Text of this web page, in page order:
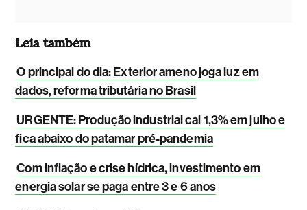
Leia também
O principal do dia: Exterior ameno joga luz em
dados, reforma tributária no Brasil
URGENTE: Produção industrial cai 1,3% em julho e
fica abaixo do patamar pré-pandemia
Com inflação e crise hídrica, investimento em
energia solar se paga entre 3 e 6 anos